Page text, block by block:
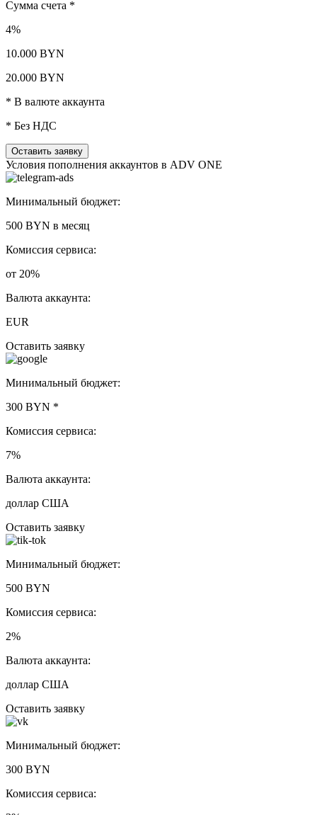
Сумма счета *
4%
10.000 BYN
20.000 BYN
* В валюте аккаунта
* Без НДС
Оставить заявку
Условия пополнения аккаунтов в ADV ONE
Минимальный бюджет:
500 BYN в месяц
Комиссия сервиса:
от 20%
Валюта аккаунта:
EUR
Оставить заявку
Минимальный бюджет:
300 BYN *
Комиссия сервиса:
7%
Валюта аккаунта:
доллар США
Оставить заявку
Минимальный бюджет:
500 BYN
Комиссия сервиса:
2%
Валюта аккаунта:
доллар США
Оставить заявку
Минимальный бюджет:
300 BYN
Комиссия сервиса: